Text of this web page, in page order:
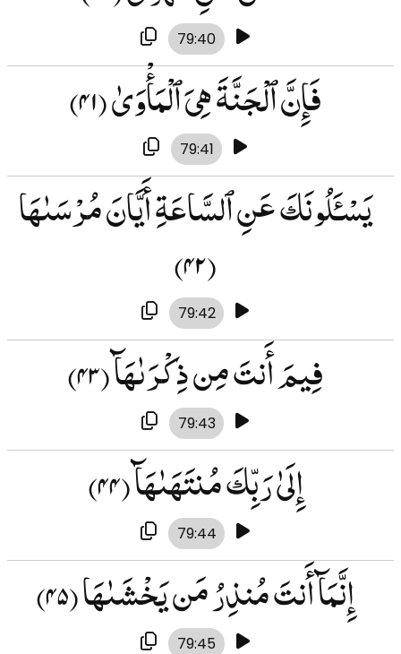
79:40
فَإِنَّ ٱلْجَنَّةَ هِىَ ٱلْمَأْوَىٰ(۴۱)
79:41
يَسْـَٔلُونَكَ عَنِ ٱلسَّاعَةِ أَيَّانَ مُرْسَىٰهَا
(۴۲)
79:42
فِيمَ أَنتَ مِن ذِكْرَىٰهَآ(۴۳)
79:43
إِلَىٰ رَبِّكَ مُنتَهَىٰهَآ(۴۴)
79:44
إِنَّمَآ أَنتَ مُنذِرُ مَن يَخْشَىٰهَا(۴۵)
79:45